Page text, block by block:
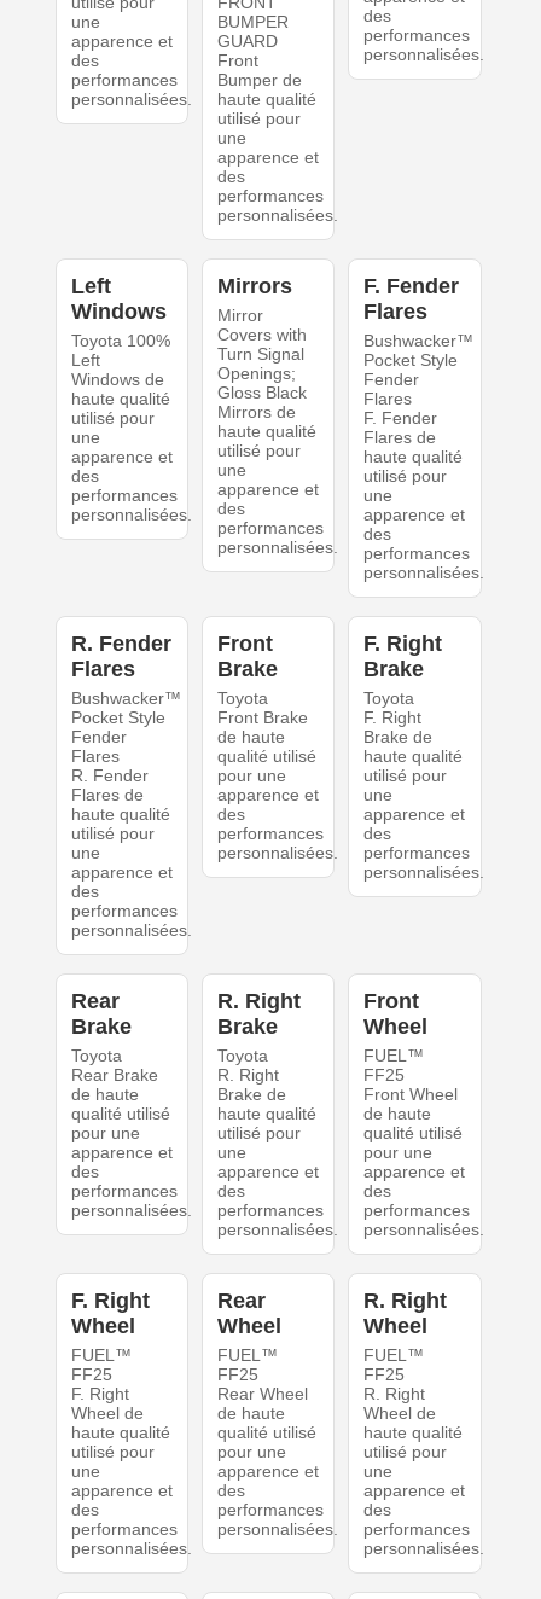
une
apparence et
des
performances
personnalisées.
BUMPER
GUARD
Front
Bumper de
haute qualité
utilisé pour
une
apparence et
des
performances
personnalisées.
des
performances
personnalisées.
Left
Windows
Toyota 100%
Left
Windows de
haute qualité
utilisé pour
une
apparence et
des
performances
personnalisées.
Mirrors
Mirror
Covers with
Turn Signal
Openings;
Gloss Black
Mirrors de
haute qualité
utilisé pour
une
apparence et
des
performances
personnalisées.
F. Fender
Flares
Bushwacker™
Pocket Style
Fender
Flares
F. Fender
Flares de
haute qualité
utilisé pour
une
apparence et
des
performances
personnalisées.
R. Fender
Flares
Bushwacker™
Pocket Style
Fender
Flares
R. Fender
Flares de
haute qualité
utilisé pour
une
apparence et
des
performances
personnalisées.
Front
Brake
Toyota
Front Brake
de haute
qualité utilisé
pour une
apparence et
des
performances
personnalisées.
F. Right
Brake
Toyota
F. Right
Brake de
haute qualité
utilisé pour
une
apparence et
des
performances
personnalisées.
Rear
Brake
Toyota
Rear Brake
de haute
qualité utilisé
pour une
apparence et
des
performances
personnalisées.
R. Right
Brake
Toyota
R. Right
Brake de
haute qualité
utilisé pour
une
apparence et
des
performances
personnalisées.
Front
Wheel
FUEL™
FF25
Front Wheel
de haute
qualité utilisé
pour une
apparence et
des
performances
personnalisées.
F. Right
Wheel
FUEL™
FF25
F. Right
Wheel de
haute qualité
utilisé pour
une
apparence et
des
performances
personnalisées.
Rear
Wheel
FUEL™
FF25
Rear Wheel
de haute
qualité utilisé
pour une
apparence et
des
performances
personnalisées.
R. Right
Wheel
FUEL™
FF25
R. Right
Wheel de
haute qualité
utilisé pour
une
apparence et
des
performances
personnalisées.